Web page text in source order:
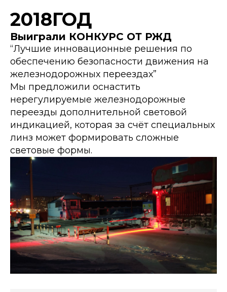
2018ГОД
Выиграли КОНКУРС ОТ РЖД
“Лучшие инновационные решения по
обеспечению безопасности движения на
железнодорожных переездах”
Мы предложили оснастить
нерегулируемые железнодорожные
переезды дополнительной световой
индикацией, которая за счёт специальных
линз может формировать сложные
световые формы.